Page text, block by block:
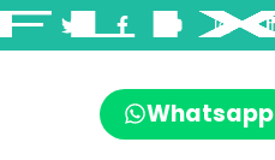
Whatsapp